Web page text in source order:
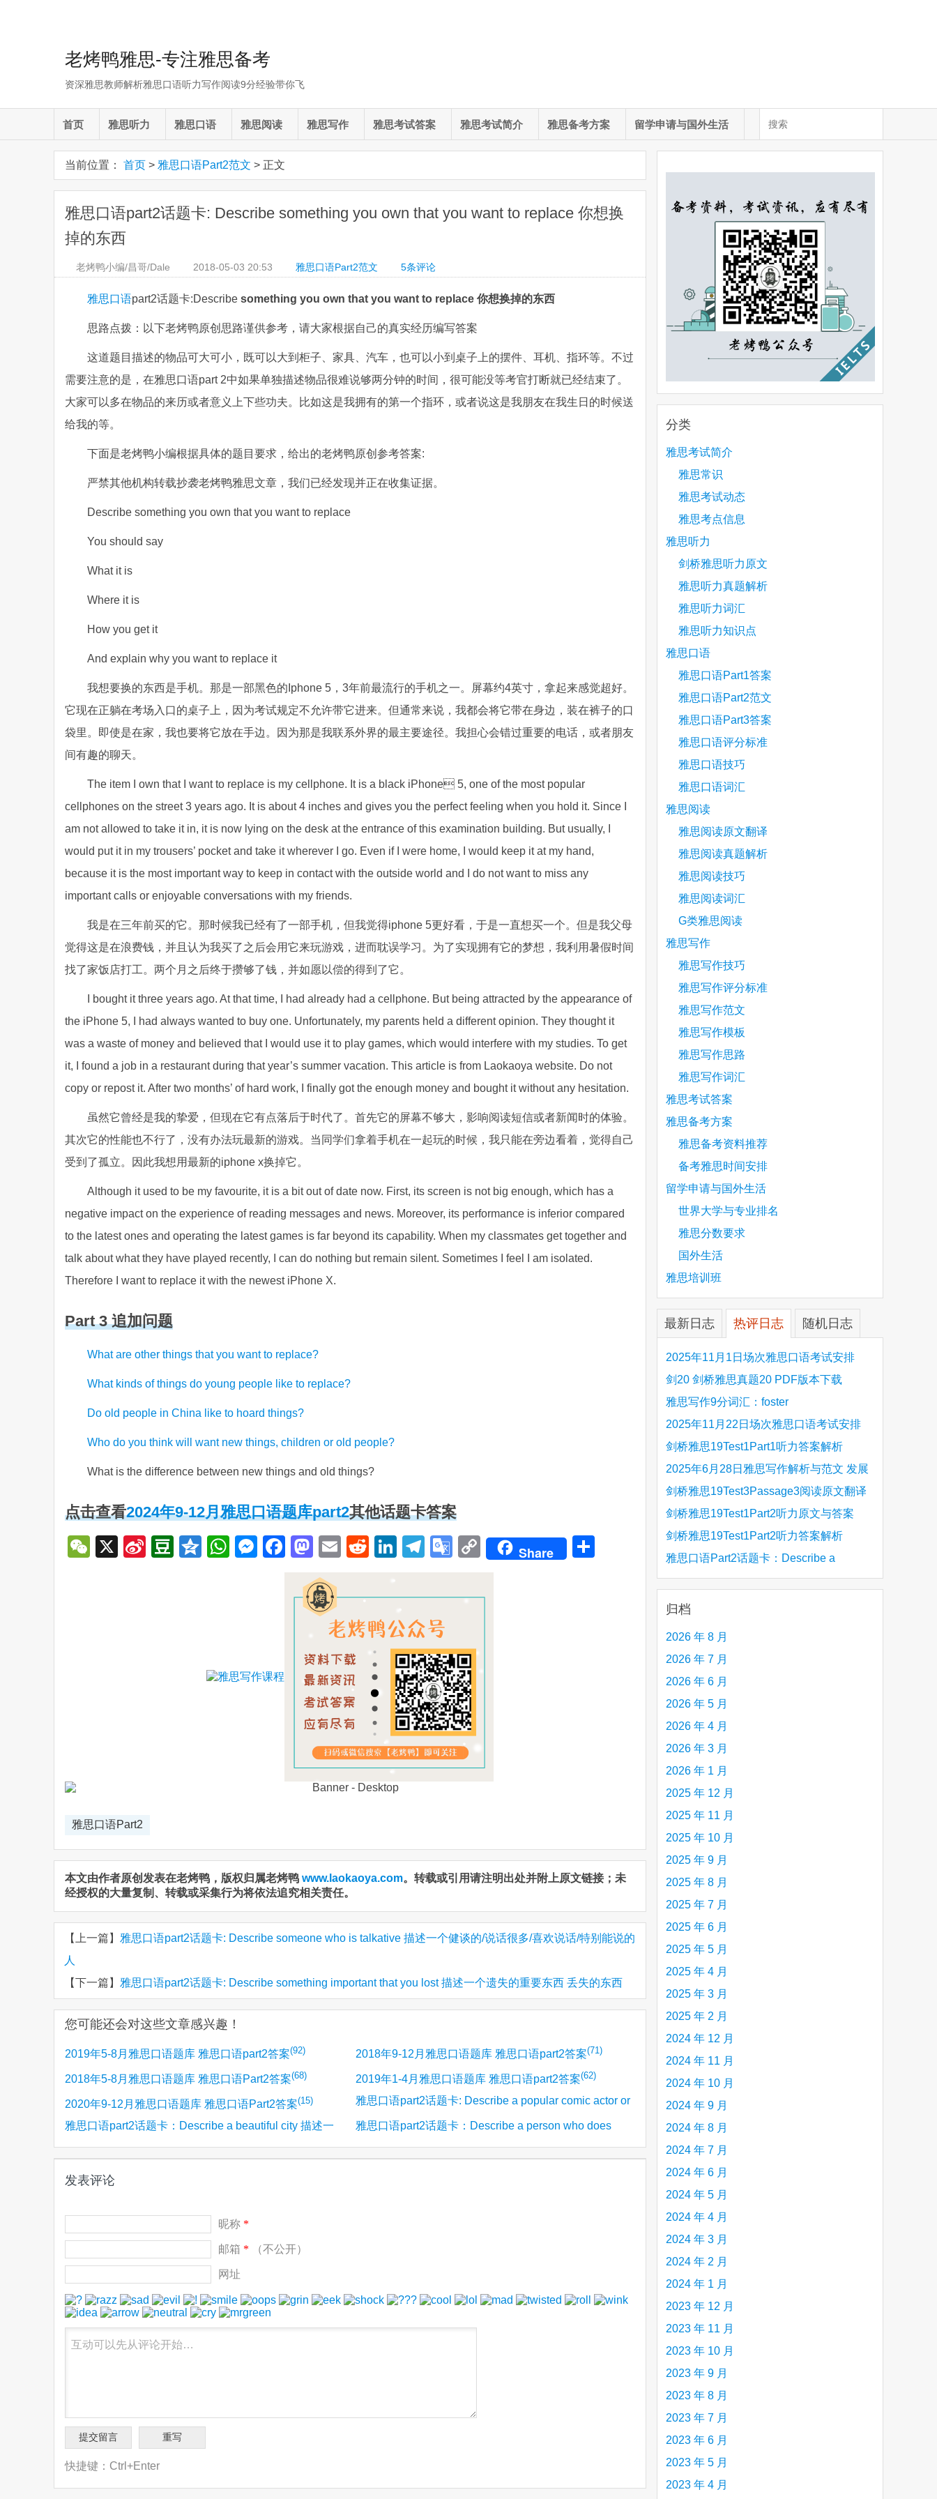
老烤鸭雅思-专注雅思备考
资深雅思教师解析雅思口语听力写作阅读9分经验带你飞
首页 雅思听力 雅思口语 雅思阅读 雅思写作 雅思考试答案 雅思考试简介 雅思备考方案 留学申请与国外生活
当前位置： 首页 > 雅思口语Part2范文 > 正文
雅思口语part2话题卡: Describe something you own that you want to replace 你想换
掉的东西
老烤鸭小编/昌哥/Dale 2018-05-03 20:53 雅思口语Part2范文 5条评论
雅思口语part2话题卡:Describe something you own that you want to replace 你想换掉的东西
思路点拨：以下老烤鸭原创思路谨供参考，请大家根据自己的真实经历编写答案
这道题目描述的物品可大可小，既可以大到柜子、家具、汽车，也可以小到桌子上的摆件、耳机、指环等。不过
需要注意的是，在雅思口语part 2中如果单独描述物品很难说够两分钟的时间，很可能没等考官打断就已经结束了。
大家可以多在物品的来历或者意义上下些功夫。比如这是我拥有的第一个指环，或者说这是我朋友在我生日的时候送
给我的等。
下面是老烤鸭小编根据具体的题目要求，给出的老烤鸭原创参考答案:
严禁其他机构转载抄袭老烤鸭雅思文章，我们已经发现并正在收集证据。
Describe something you own that you want to replace
You should say
What it is
Where it is
How you get it
And explain why you want to replace it
我想要换的东西是手机。那是一部黑色的Iphone 5，3年前最流行的手机之一。屏幕约4英寸，拿起来感觉超好。
它现在正躺在考场入口的桌子上，因为考试规定不允许带它进来。但通常来说，我都会将它带在身边，装在裤子的口
袋里。即使是在家，我也要将它放在手边。因为那是我联系外界的最主要途径。我担心会错过重要的电话，或者朋友
间有趣的聊天。
The item I own that I want to replace is my cellphone. It is a black iPhone 5, one of the most popular
cellphones on the street 3 years ago. It is about 4 inches and gives you the perfect feeling when you hold it. Since I
am not allowed to take it in, it is now lying on the desk at the entrance of this examination building. But usually, I
would put it in my trousers’ pocket and take it wherever I go. Even if I were home, I would keep it at my hand,
because it is the most important way to keep in contact with the outside world and I do not want to miss any
important calls or enjoyable conversations with my friends.
我是在三年前买的它。那时候我已经有了一部手机，但我觉得iphone 5更好看，于是一直想买一个。但是我父母
觉得这是在浪费钱，并且认为我买了之后会用它来玩游戏，进而耽误学习。为了实现拥有它的梦想，我利用暑假时间
找了家饭店打工。两个月之后终于攒够了钱，并如愿以偿的得到了它。
I bought it three years ago. At that time, I had already had a cellphone. But being attracted by the appearance of
the iPhone 5, I had always wanted to buy one. Unfortunately, my parents held a different opinion. They thought it
was a waste of money and believed that I would use it to play games, which would interfere with my studies. To get
it, I found a job in a restaurant during that year’s summer vacation. This article is from Laokaoya website. Do not
copy or repost it. After two months’ of hard work, I finally got the enough money and bought it without any hesitation.
虽然它曾经是我的挚爱，但现在它有点落后于时代了。首先它的屏幕不够大，影响阅读短信或者新闻时的体验。
其次它的性能也不行了，没有办法玩最新的游戏。当同学们拿着手机在一起玩的时候，我只能在旁边看着，觉得自己
受到了孤立。因此我想用最新的iphone x换掉它。
Although it used to be my favourite, it is a bit out of date now. First, its screen is not big enough, which has a
negative impact on the experience of reading messages and news. Moreover, its performance is inferior compared
to the latest ones and operating the latest games is far beyond its capability. When my classmates get together and
talk about what they have played recently, I can do nothing but remain silent. Sometimes I feel I am isolated.
Therefore I want to replace it with the newest iPhone X.
Part 3 追加问题
What are other things that you want to replace?
What kinds of things do young people like to replace?
Do old people in China like to hoard things?
Who do you think will want new things, children or old people?
What is the difference between new things and old things?
点击查看2024年9-12月雅思口语题库part2其他话题卡答案
WeChat
X
SinaDouban
QzoneWhatsApp
Messenger
Facebook
Mastodon
EmailRedditLinkedIn
Telegram
Google
CopyShare
雅思口语Part2
本文由作者原创发表在老烤鸭，版权归属老烤鸭 www.laokaoya.com。转载或引用请注明出处并附上原文链接；未
经授权的大量复制、转载或采集行为将依法追究相关责任。
【上一篇】 雅思口语part2话题卡: Describe someone who is talkative 描述一个健谈的/说话很多/喜欢说话/特别能说的
人
【下一篇】 雅思口语part2话题卡: Describe something important that you lost 描述一个遗失的重要东西 丢失的东西
您可能还会对这些文章感兴趣！
2019年5-8月雅思口语题库 雅思口语part2答案(92) 2018年9-12月雅思口语题库 雅思口语part2答案(71)
2018年5-8月雅思口语题库 雅思口语Part2答案(68) 2019年1-4月雅思口语题库 雅思口语part2答案(62)
2020年9-12月雅思口语题库 雅思口语Part2答案(15) 雅思口语part2话题卡: Describe a popular comic actor or
actress you know 描述一个喜剧演员(13)
雅思口语part2话题卡：Describe a beautiful city 描述一
(12)
雅思口语part2话题卡：Describe a person who does
something to help protect the environment 环保人士/帮助
发表评论
昵称 *
邮箱 * （不公开）
网址
快捷键：Ctrl+Enter
分类
雅思考试简介
雅思常识
雅思考试动态
雅思考点信息
雅思听力
剑桥雅思听力原文
雅思听力真题解析
雅思听力词汇
雅思听力知识点
雅思口语
雅思口语Part1答案
雅思口语Part2范文
雅思口语Part3答案
雅思口语评分标准
雅思口语技巧
雅思口语词汇
雅思阅读
雅思阅读原文翻译
雅思阅读真题解析
雅思阅读技巧
雅思阅读词汇
G类雅思阅读
雅思写作
雅思写作技巧
雅思写作评分标准
雅思写作范文
雅思写作模板
雅思写作思路
雅思写作词汇
雅思考试答案
雅思备考方案
雅思备考资料推荐
备考雅思时间安排
留学申请与国外生活
世界大学与专业排名
雅思分数要求
国外生活
雅思培训班
最新日志 热评日志 随机日志
2025年11月1日场次雅思口语考试安排
剑20 剑桥雅思真题20 PDF版本下载
雅思写作9分词汇：foster
2025年11月22日场次雅思口语考试安排
剑桥雅思19Test1Part1听力答案解析
Hinchingbrooke Country Park
2025年6月28日雅思写作解析与范文 发展
旅游业 手把手带你写高分范文
剑桥雅思19Test3Passage3阅读原文翻译
Is the era of artificial speech translation
upon us 人工智能语言翻译
剑桥雅思19Test1Part2听力原文与答案
Stanthorpe Twinning Association
剑桥雅思19Test1Part2听力答案解析
Stanthorpe Twinning Association
雅思口语Part2话题卡：Describe a
creative person (e.g. an artist, a musician,
etc.) you admire 钦佩的有创造力的人
归档
2026 年 8 月
2026 年 7 月
2026 年 6 月
2026 年 5 月
2026 年 4 月
2026 年 3 月
2026 年 1 月
2025 年 12 月
2025 年 11 月
2025 年 10 月
2025 年 9 月
2025 年 8 月
2025 年 7 月
2025 年 6 月
2025 年 5 月
2025 年 4 月
2025 年 3 月
2025 年 2 月
2024 年 12 月
2024 年 11 月
2024 年 10 月
2024 年 9 月
2024 年 8 月
2024 年 7 月
2024 年 6 月
2024 年 5 月
2024 年 4 月
2024 年 3 月
2024 年 2 月
2024 年 1 月
2023 年 12 月
2023 年 11 月
2023 年 10 月
2023 年 9 月
2023 年 8 月
2023 年 7 月
2023 年 6 月
2023 年 5 月
2023 年 4 月